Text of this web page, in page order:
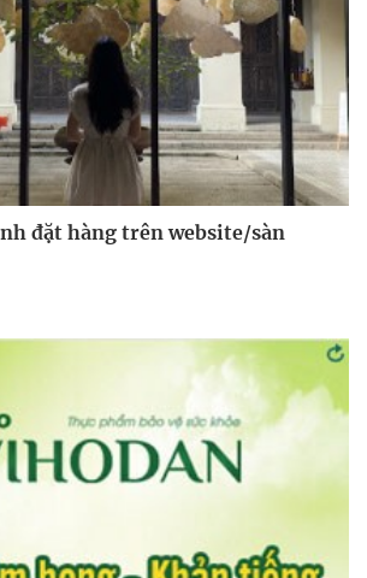
đặt hàng trên website/sàn